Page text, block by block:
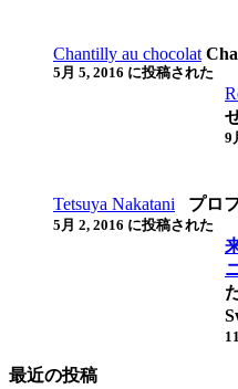
Chantilly au chocolat
5月 5, 2016 に投稿された
9
Tetsuya Nakatani プロ
5月 2, 2016 に投稿された
最近の投稿